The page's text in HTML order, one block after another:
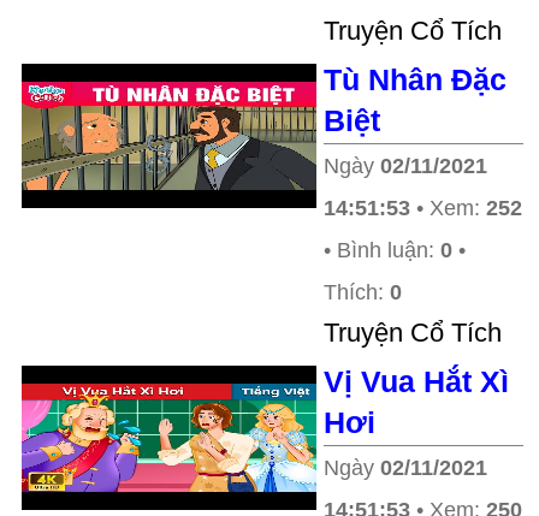
Truyện Cổ Tích
Tù Nhân Đặc
Biệt
Ngày 02/11/2021
14:51:53 • Xem: 252
• Bình luận: 0 •
Thích: 0
Truyện Cổ Tích
Vị Vua Hắt Xì
Hơi
Ngày 02/11/2021
14:51:53 • Xem: 250